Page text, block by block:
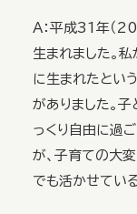
A：平成31年（
生まれました。
に生まれたとい
がありました。
っくり自由に過
が、子育ての大
でも活かせてい